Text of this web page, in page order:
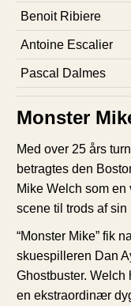
Benoit Ribiere
Antoine Escalier
Pascal Dalmes
Monster
Med over 25 års
betragtes den
Mike Welch som
scene til trods af sin
“Monster Mike” fik
skuespilleren Dan
Ghostbuster. Welch
en ekstraordinær